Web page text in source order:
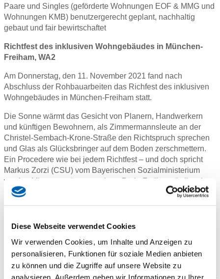
Diese Webseite verwendet Cookies
Wir verwenden Cookies, um Inhalte und Anzeigen zu
personalisieren, Funktionen für soziale Medien anbieten
zu können und die Zugriffe auf unsere Website zu
analysieren. Außerdem geben wir Informationen zu Ihrer
Paare und Singles (geförderte Wohnungen EOF & MMG und
Wohnungen KMB) benutzergerecht geplant, nachhaltig
gebaut und fair bewirtschaftet
Richtfest des inklusiven Wohngebäudes in München-
Freiham, WA2
Am Donnerstag, den 11. November 2021 fand nach
Abschluss der Rohbauarbeiten das Richfest des inklusiven
Wohngebäudes in München-Freiham statt.
Die Sonne wärmt das Gesicht von Planern, Handwerkern
und künftigen Bewohnern, als Zimmermannsleute an der
Christel-Sembach-Krone-Straße den Richtspruch sprechen
und Glas als Glücksbringer auf dem Boden zerschmettern.
Ein Procedere wie bei jedem Richtfest – und doch spricht
Markus Zorzi (CSU) vom Bayerischen Sozialministerium
wenige Minuten später von einer „Perle Freihams“, die mit
diesem Bau entstehen werde. „Große Bauprojekte gibt es in
erstes Projekt in München. Weil mit dem sechsstöckigen
Gebäude in Z-Form ausschließlich geförderte Wohnungen
entstehen – 61 an der Zahl – stuft das Ministerium das
Projekt als Sozialgenossenschaft ein und bezuschusst es mit